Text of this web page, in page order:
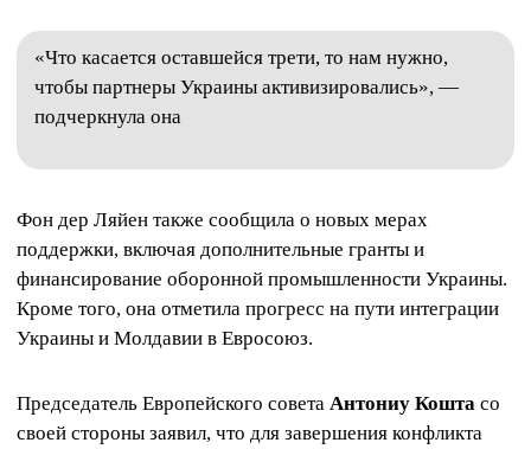
«Что касается оставшейся трети, то нам нужно,
чтобы партнеры Украины активизировались», —
подчеркнула она
Фон дер Ляйен также сообщила о новых мерах
поддержки, включая дополнительные гранты и
финансирование оборонной промышленности Украины.
Кроме того, она отметила прогресс на пути интеграции
Украины и Молдавии в Евросоюз.
Председатель Европейского совета Антониу Кошта со
своей стороны заявил, что для завершения конфликта